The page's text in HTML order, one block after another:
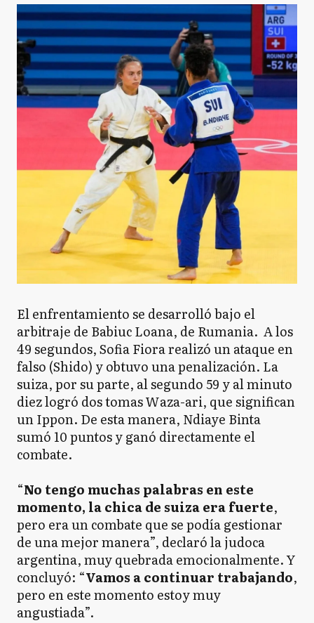
El enfrentamiento se desarrolló bajo el
arbitraje de Babiuc Loana, de Rumania. A los
49 segundos, Sofia Fiora realizó un ataque en
falso (Shido) y obtuvo una penalización. La
suiza, por su parte, al segundo 59 y al minuto
diez logró dos tomas Waza-ari, que significan
un Ippon. De esta manera, Ndiaye Binta
sumó 10 puntos y ganó directamente el
combate.
“No tengo muchas palabras en este
momento, la chica de suiza era fuerte,
pero era un combate que se podía gestionar
de una mejor manera”, declaró la judoca
argentina, muy quebrada emocionalmente. Y
concluyó: “Vamos a continuar trabajando,
pero en este momento estoy muy
angustiada”.